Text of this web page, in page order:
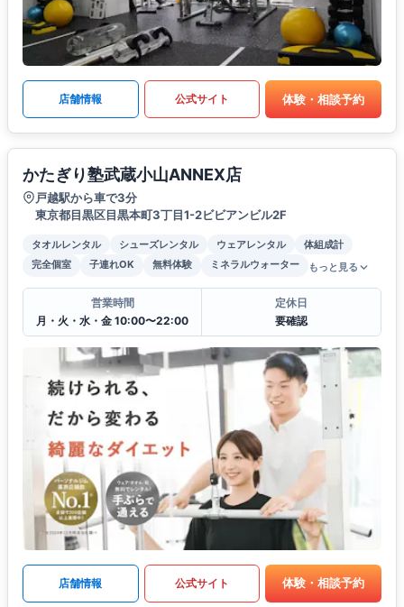
店舗情報 公式サイト 体験・相談予約
かたぎり塾武蔵小山ANNEX店
戸越駅から車で3分
東京都目黒区目黒本町3丁目1-2ビビアンビル2F
タオルレンタル シューズレンタル ウェアレンタル
体組成計
完全個室
子連れOK 無料体験 ミネラルウォーター もっと見る
営業時間
月・火・水・金 10:00〜22:00
定休日
要確認
店舗情報 公式サイト 体験・相談予約